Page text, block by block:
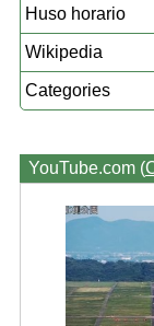
Huso horario
Wikipedia
Categories
YouTube.com (